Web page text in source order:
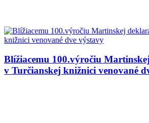
Blížiacemu 100.výročiu
v Turčianskej knižnici venované